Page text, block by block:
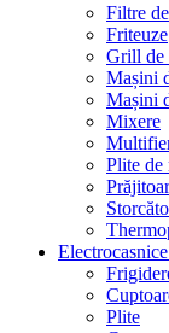
Filtre
Friteuze
Grill de
Mașini
Mașini
Mixere
Plite de
Plite